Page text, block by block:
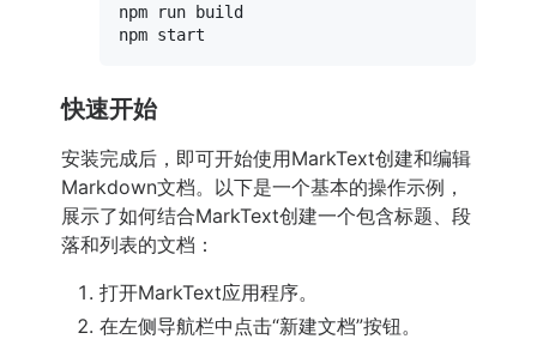
npm run build
快速开始
安装完成后，即可开始使用MarkText创建和编辑
Markdown文档。以下是一个基本的操作示例，
展示了如何结合MarkText创建一个包含标题、段
落和列表的文档：
打开MarkText应用程序。
在左侧导航栏中点击“新建文档”按钮。